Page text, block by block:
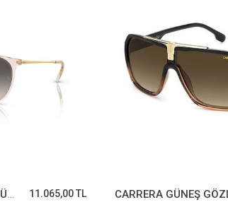
RAYBAN GÜNEŞ GÖZLÜĞÜ 4171-6742/11*54
11.065,00 TL